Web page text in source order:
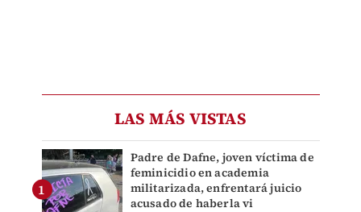
LAS MÁS VISTAS
Padre de Dafne, joven víctima de
feminicidio en academia
militarizada, enfrentará juicio
acusado de haberla vi